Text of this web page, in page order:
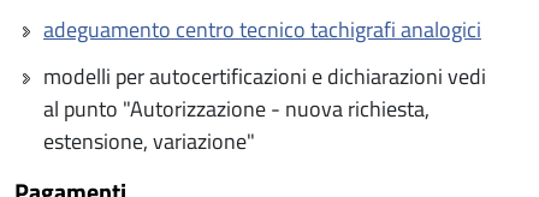
adeguamento centro tecnico tachigrafi analogici
modelli per autocertificazioni e dichiarazioni vedi
al punto "Autorizzazione - nuova richiesta,
estensione, variazione"